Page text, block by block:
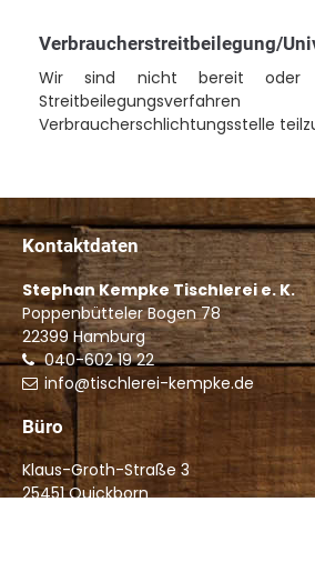
Verbraucherstreitbeilegung/
Wir sind nicht bereit oder
Verbraucherschlichtungsstelle
Kontaktdaten
Stephan Kempke Tischlerei e. K.
Poppenbütteler Bogen 78
22399 Hamburg
040-602 19 22
info@tischlerei-kempke.de
Büro
Klaus-Groth-Straße 3
25451 Quickborn